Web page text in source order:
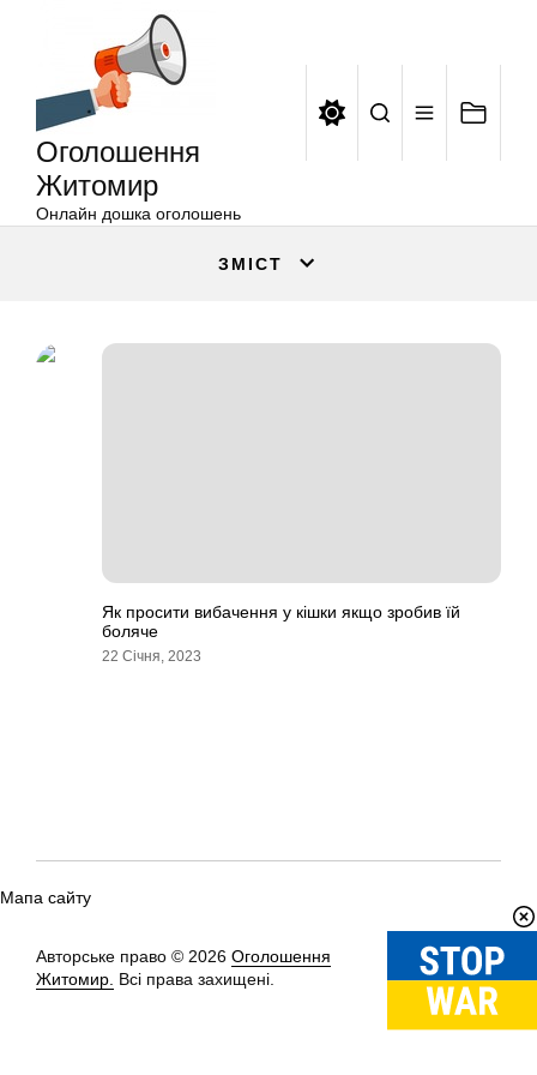
Оголошення
Житомир
Онлайн дошка оголошень
ЗМІСТ
Як просити вибачення у кішки якщо зробив їй
боляче
22 Січня, 2023
Мапа сайту
Авторське право © 2026 Оголошення
Житомир. Всі права захищені.
Вгору↑